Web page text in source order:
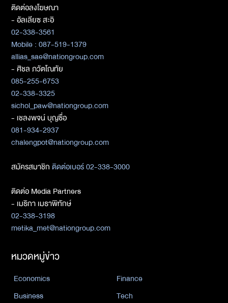
ติดต่อลงโฆษณา
- อัลเลียซ สะอิ
02-338-3561
Mobile : 087-519-1379
allias_sae@nationgroup.com
- ศิชล ภวัตโณทัย
085-255-6753
02-338-3325
sichol_paw@nationgroup.com
- เชลงพจน์ บุญซื่อ
081-934-2937
chalengpot@nationgroup.com
สมัครสมาชิกติดต่อเบอร์ 02-338-3000
ติดต่อ Media Partners
- เมธิกา เมธาพิทักษ์
02-338-3198
metika_met@nationgroup.com
หมวดหมู่ข่าว
Economics
Finance
Business
Tech